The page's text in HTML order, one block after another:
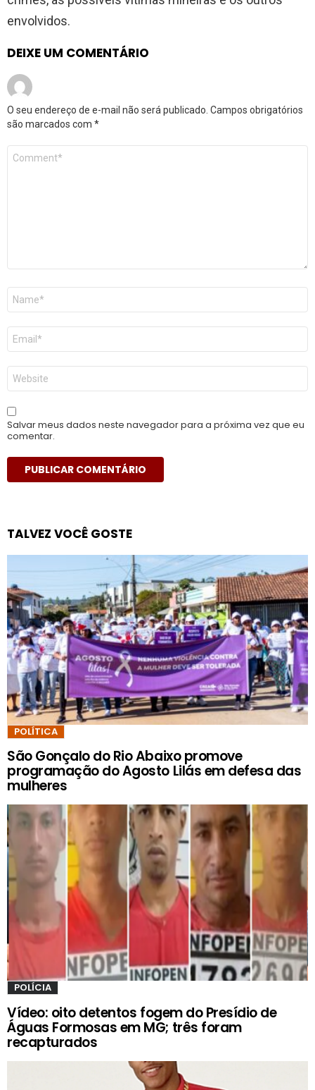
envolvidos.
DEIXE UM COMENTÁRIO
O seu endereço de e-mail não será publicado. Campos obrigatórios
são marcados com *
Comentário
Nome
E-
mail
*
Site
Salvar meus dados neste navegador para a próxima vez que eu
comentar.
TALVEZ VOCÊ GOSTE
POLÍTICA
São Gonçalo do Rio Abaixo promove
programação do Agosto Lilás em defesa das
mulheres
POLÍCIA
Vídeo: oito detentos fogem do Presídio de
Águas Formosas em MG; três foram
recapturados